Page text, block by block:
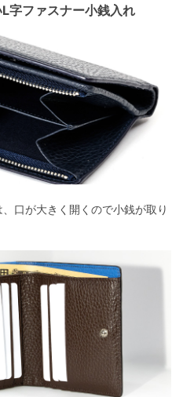
字ファスナー小銭入れ
口が大きく開くので小銭が取り